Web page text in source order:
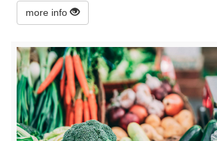
more info